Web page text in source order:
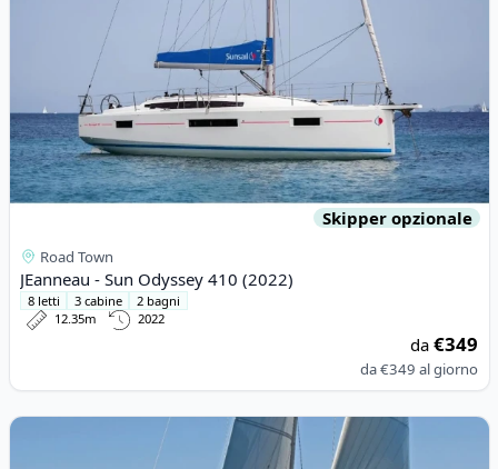
Skipper opzionale
Road Town
JEanneau - Sun Odyssey 410 (2022)
8 letti 3 cabine
2 bagni
12.35m
2022
da€349
da€349 al giorno
View details for JEanneau - Sun Odyssey 519 (2020)